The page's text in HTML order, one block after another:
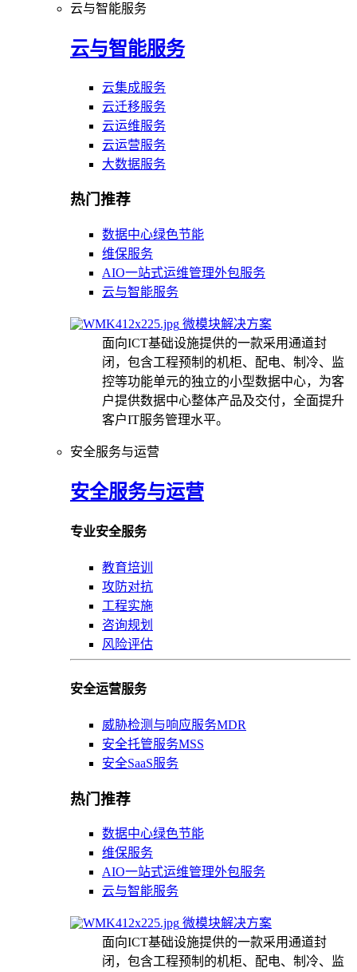
云与智能服务
云与智能服务
云集成服务
云迁移服务
云运维服务
云运营服务
大数据服务
热门推荐
数据中心绿色节能
维保服务
AIO一站式运维管理外包服务
云与智能服务
微模块解决方案
面向ICT基础设施提供的一款采用通道封
闭，包含工程预制的机柜、配电、制冷、监
控等功能单元的独立的小型数据中心，为客
户提供数据中心整体产品及交付，全面提升
客户IT服务管理水平。
安全服务与运营
安全服务与运营
专业安全服务
教育培训
攻防对抗
工程实施
咨询规划
风险评估
安全运营服务
威胁检测与响应服务MDR
安全托管服务MSS
安全SaaS服务
热门推荐
数据中心绿色节能
维保服务
AIO一站式运维管理外包服务
云与智能服务
微模块解决方案
面向ICT基础设施提供的一款采用通道封
闭，包含工程预制的机柜、配电、制冷、监